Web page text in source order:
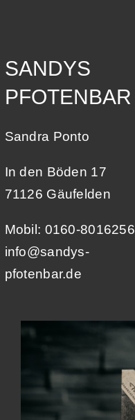
SANDYS
PFOTENBAR
Sandra Ponto
In den Böden 17
71126 Gäufelden
Mobil: 0160-8016256
info@sandys-
pfotenbar.de